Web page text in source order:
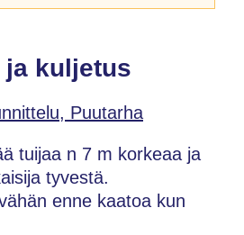
ja kuljetus
Puutarha
tuijaa n 7 m korkeaa ja
tyvestä.
enne kaatoa kun